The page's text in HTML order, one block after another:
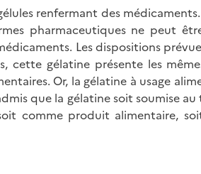
renfermant des
pharmaceutiques ne peut
Les dispositions
cette gélatine présente les
Or, la gélatine à usage
que la gélatine soit soumise
comme produit alimentaire,